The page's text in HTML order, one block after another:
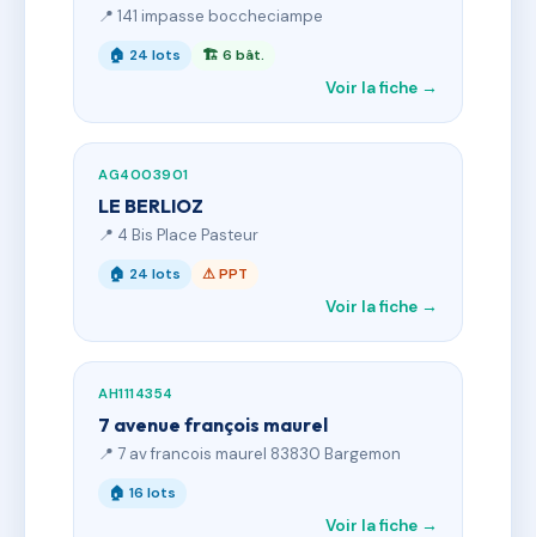
📍 141 impasse boccheciampe
🏠 24 lots 🏗 6 bât.
Voir la fiche →
AG4003901
LE BERLIOZ
📍 4 Bis Place Pasteur
🏠 24 lots ⚠ PPT
Voir la fiche →
AH1114354
7 avenue françois maurel
📍 7 av francois maurel 83830 Bargemon
🏠 16 lots
Voir la fiche →